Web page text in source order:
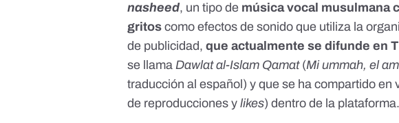
nasheed, un tipo de música vocal musulmana
gritos como efectos de sonido que utiliza la
de publicidad,que actualmente se difunde en
se llamaDawlat al-Islam Qamat (Mi ummah, el
traducción al español) y que se ha compartido en
de reproducciones ylikes) dentro de la plataforma.